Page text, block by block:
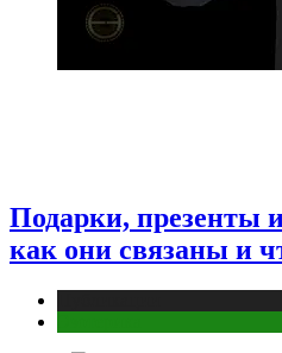
Подарки, презенты
как они связаны и